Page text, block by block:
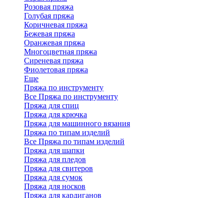
Розовая пряжа
Голубая пряжа
Коричневая пряжа
Бежевая пряжа
Оранжевая пряжа
Многоцветная пряжа
Сиреневая пряжа
Фиолетовая пряжа
Еще
Пряжа по инструменту
Все Пряжа по инструменту
Пряжа для спиц
Пряжа для крючка
Пряжа для машинного вязания
Пряжа по типам изделий
Все Пряжа по типам изделий
Пряжа для шапки
Пряжа для пледов
Пряжа для свитеров
Пряжа для сумок
Пряжа для носков
Пряжа для кардиганов